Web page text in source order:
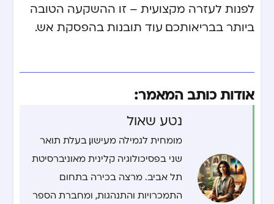
לפנות לעזרה מקצועית – זו ההשקעה הטובה
ביותר בבריאותכם. עוד תובנות בהפסקת אש.
אודות כותב המאמר:
נטע שאול
מומחית לגמילה מעישון, בעלת תואר
שני בפסיכולוגיה קלינית מאוניברסיטת
תל אביב. מרצה בכירה בתחום
התמכרויות והתנהגות, ומחברת הספר